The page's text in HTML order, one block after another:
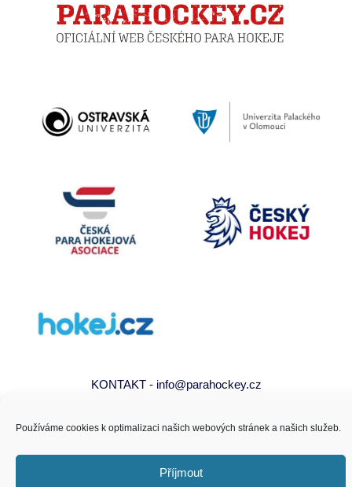
Používáme cookies k optimalizaci našich webových stránek a našich služeb.
Příjmout
KONTAKT - info@parahockey.cz